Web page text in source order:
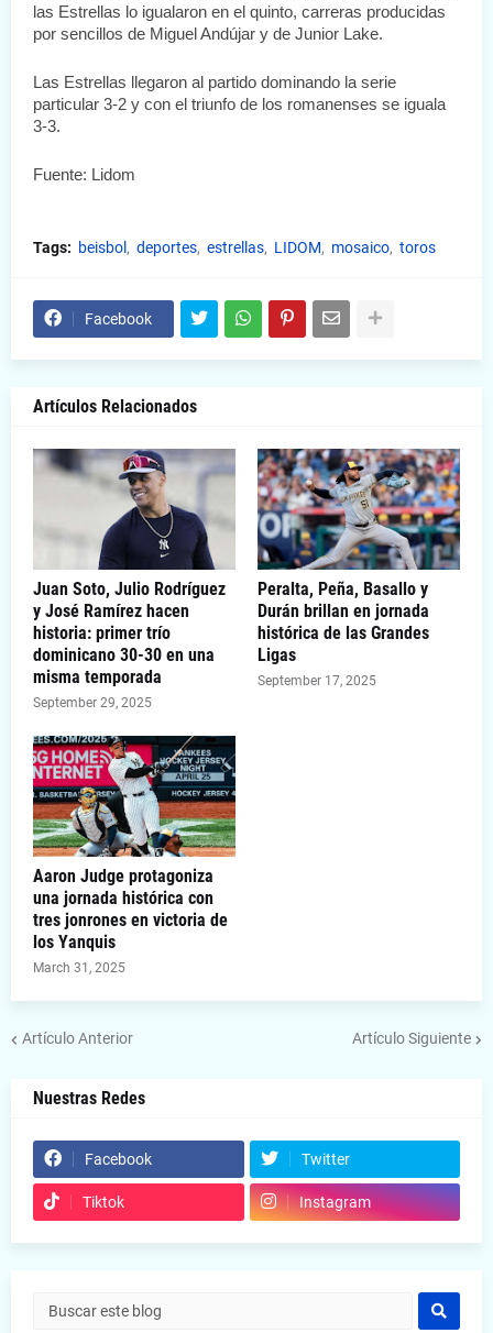
las Estrellas lo igualaron en el quinto, carreras producidas
por sencillos de Miguel Andújar y de Junior Lake.
Las Estrellas llegaron al partido dominando la serie
particular 3-2 y con el triunfo de los romanenses se iguala
3-3.
Fuente: Lidom
Tags: beisbol deportes estrellas LIDOM mosaico toros
Facebook
Artículos Relacionados
Juan Soto, Julio Rodríguez
y José Ramírez hacen
historia: primer trío
dominicano 30-30 en una
misma temporada
September 29, 2025
Peralta, Peña, Basallo y
Durán brillan en jornada
histórica de las Grandes
Ligas
September 17, 2025
Aaron Judge protagoniza
una jornada histórica con
tres jonrones en victoria de
los Yanquis
March 31, 2025
Artículo Anterior Artículo Siguiente
Nuestras Redes
Facebook Twitter
Tiktok Instagram